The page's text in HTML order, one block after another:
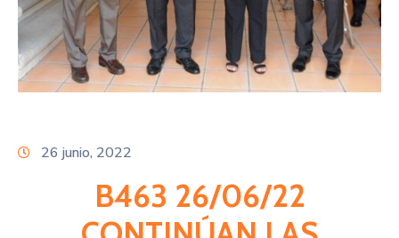
26 junio, 2022
B463 26/06/22